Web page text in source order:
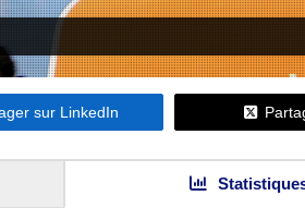
sur LinkedIn